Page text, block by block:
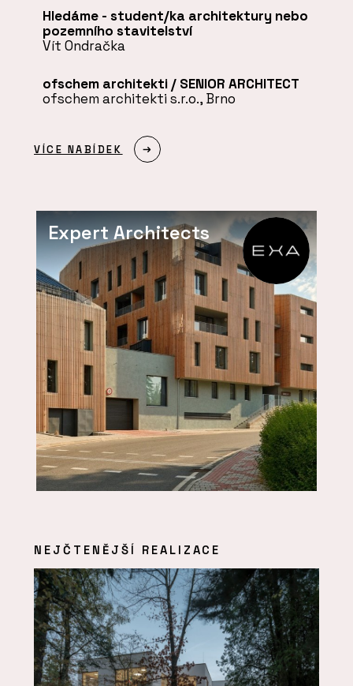
Hledáme - student/ka architektury nebo
pozemního stavitelství
Vít Ondračka
ofschem architekti / SENIOR ARCHITECT
ofschem architekti s.r.o., Brno
VÍCE NABÍDEK
Expert Architects
NEJČTENĚJŠÍ REALIZACE